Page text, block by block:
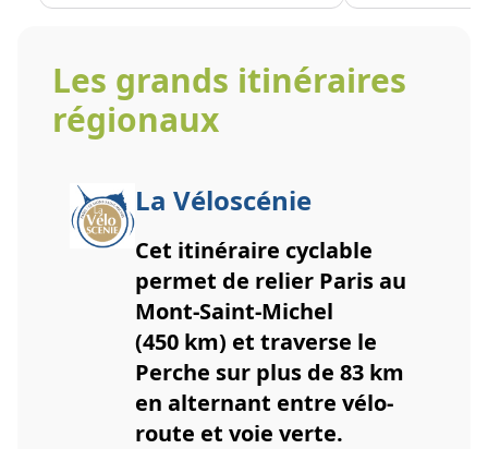
Les grands itinéraires
régionaux
La Véloscénie
Cet itinéraire cyclable
permet de relier Paris au
Mont-Saint-Michel
(450 km) et traverse le
Perche sur plus de 83 km
en alternant entre vélo-
route et voie verte.